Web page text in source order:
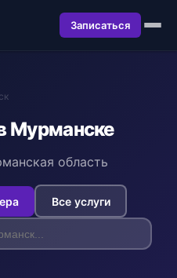
Записаться
Мурманске
область
Все услуги